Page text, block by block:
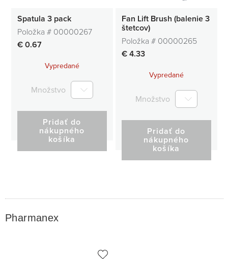
Spatula 3 pack
Položka # 00000267
€ 0.67
Vypredané
Množstvo
Pridať do
nákupného
košíka
Fan Lift Brush (balenie 3
štetcov)
Položka # 00000265
€ 4.33
Vypredané
Množstvo
Pridať do
nákupného
košíka
Pharmanex